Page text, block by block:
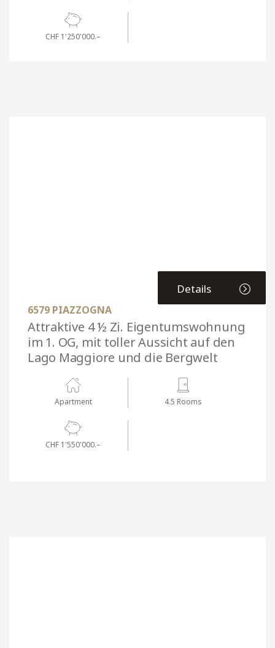
CHF 1'250'000.–
6579 PIAZZOGNA
Attraktive 4 ½ Zi. Eigentumswohnung
im 1. OG, mit toller Aussicht auf den
Lago Maggiore und die Bergwelt
Apartment 4.5 Rooms
CHF 1'550'000.–
Details